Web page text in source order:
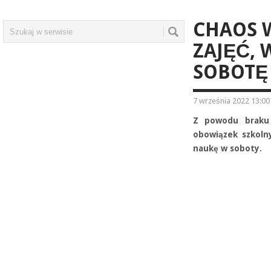
CHAOS
ZAJĘĆ,
SOBOTĘ
7 września 2022 13:00
Z powodu
obowiązek
naukę w soboty.